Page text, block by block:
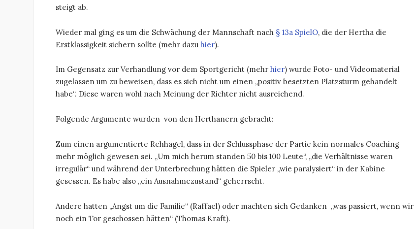
steigt ab.
Wieder mal ging es um die Schwächung der Mannschaft nach § 13a SpielO, die der Hertha die
Erstklassigkeit sichern sollte (mehr dazu hier).
Im Gegensatz zur Verhandlung vor dem Sportgericht (mehr hier) wurde Foto- und Videomaterial
zugelassen um zu beweisen, dass es sich nicht um einen „positiv besetzten Platzsturm gehandelt
habe“. Diese waren wohl nach Meinung der Richter nicht ausreichend.
Folgende Argumente wurden von den Herthanern gebracht:
Zum einen argumentierte Rehhagel, dass in der Schlussphase der Partie kein normales Coaching
mehr möglich gewesen sei. „Um mich herum standen 50 bis 100 Leute“, „die Verhältnisse waren
irregulär“ und während der Unterbrechung hätten die Spieler „wie paralysiert“ in der Kabine
gesessen. Es habe also „ein Ausnahmezustand“ geherrscht.
Andere hatten „Angst um die Familie“ (Raffael) oder machten sich Gedanken „was passiert, wenn wir
noch ein Tor geschossen hätten“ (Thomas Kraft).